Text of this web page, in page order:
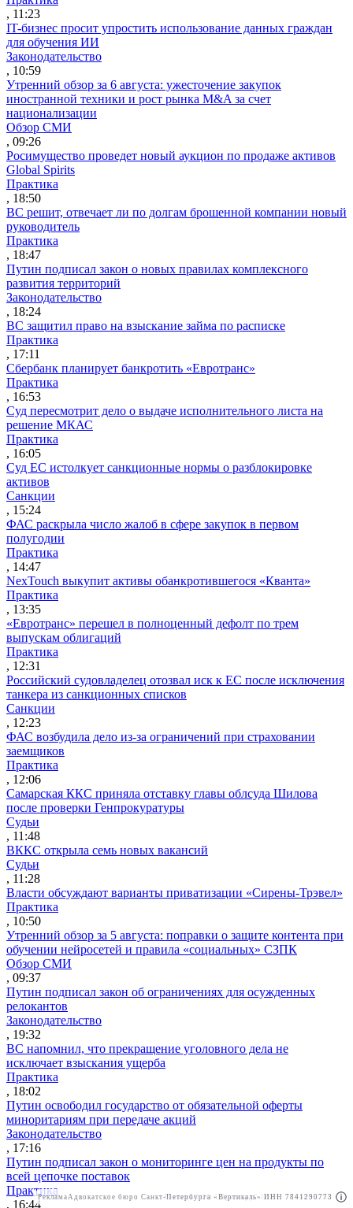
РекламаООО "Право.ру" ИНН: 7704835288
, 11:23
IT-бизнес просит упростить использование данных граждан
для обучения ИИ
Законодательство
, 10:59
Утренний обзор за 6 августа: ужесточение закупок
иностранной техники и рост рынка M&A за счет
национализации
Обзор СМИ
, 09:26
Росимущество проведет новый аукцион по продаже активов
Global Spirits
Практика
, 18:50
ВС решит, отвечает ли по долгам брошенной компании новый
руководитель
Практика
, 18:47
Путин подписал закон о новых правилах комплексного
развития территорий
Законодательство
, 18:24
ВС защитил право на взыскание займа по расписке
Практика
, 17:11
Сбербанк планирует банкротить «Евротранс»
Практика
, 16:53
Суд пересмотрит дело о выдаче исполнительного листа на
решение МКАС
Практика
, 16:05
Суд ЕС истолкует санкционные нормы о разблокировке
активов
Санкции
, 15:24
ФАС раскрыла число жалоб в сфере закупок в первом
полугодии
Практика
, 14:47
NexTouch выкупит активы обанкротившегося «Кванта»
Практика
, 13:35
«Евротранс» перешел в полноценный дефолт по трем
выпускам облигаций
Практика
, 12:31
Российский судовладелец отозвал иск к ЕС после исключения
танкера из санкционных списков
Санкции
, 12:23
ФАС возбудила дело из-за ограничений при страховании
заемщиков
Практика
, 12:06
Самарская ККС приняла отставку главы облсуда Шилова
после проверки Генпрокуратуры
Судьи
, 11:48
ВККС открыла семь новых вакансий
Судьи
, 11:28
Власти обсуждают варианты приватизации «Сирены-Трэвел»
Практика
, 10:50
Утренний обзор за 5 августа: поправки о защите контента при
обучении нейросетей и правила «социальных» СЗПК
Обзор СМИ
, 09:37
Путин подписал закон об ограничениях для осужденных
релокантов
Законодательство
, 19:32
ВС напомнил, что прекращение уголовного дела не
исключает взыскания ущерба
Практика
, 18:02
Путин освободил государство от обязательной оферты
миноритариям при передаче акций
Законодательство
, 17:16
Путин подписал закон о мониторинге цен на продукты по
всей цепочке поставок
Практика
, 16:44
Реклама Адвокатское бюро Санкт-Петербурга «Вертикаль» ИНН 7841290773